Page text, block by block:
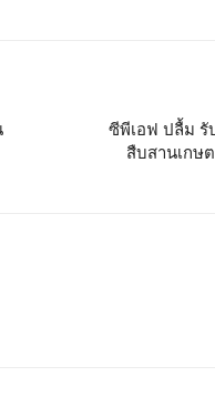
ซีพีเอฟ ปลื้ม
สืบสานเกษ